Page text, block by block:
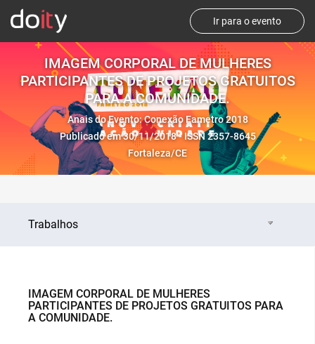
Ir para o evento
IMAGEM CORPORAL DE MULHERES
PARTICIPANTES DE PROJETOS GRATUITOS
PARA A COMUNIDADE.
Anais do Evento: Conexão Fametro 2018
Publicado em 30/11/2018 - ISSN 2357-8645
Fortaleza/CE
Trabalhos
IMAGEM CORPORAL DE MULHERES
PARTICIPANTES DE PROJETOS GRATUITOS PARA
A COMUNIDADE.